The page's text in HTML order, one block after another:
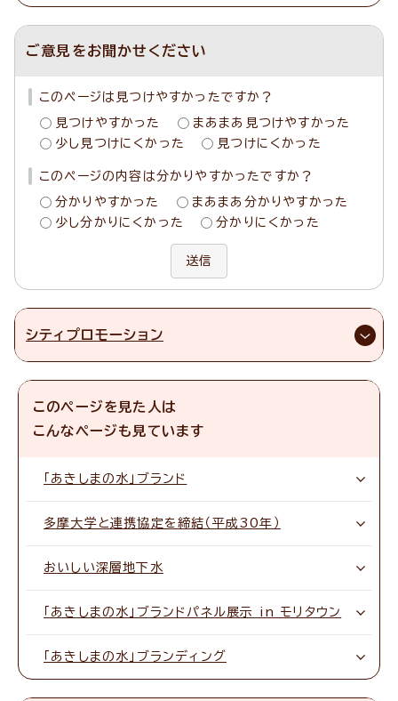
ご意見をお聞かせください
このページは見つけやすかったですか？
見つけやすかった
まあまあ見つけやすかった
少し見つけにくかった
見つけにくかった
このページの内容は分かりやすかったですか？
分かりやすかった
まあまあ分かりやすかった
少し分かりにくかった
分かりにくかった
送信
シティプロモーション
このページを見た人は
こんなページも見ています
「あきしまの水」ブランド
多摩大学と連携協定を締結（平成30年）
おいしい深層地下水
「あきしまの水」ブランドパネル展示 in モリタウン
「あきしまの水」ブランディング